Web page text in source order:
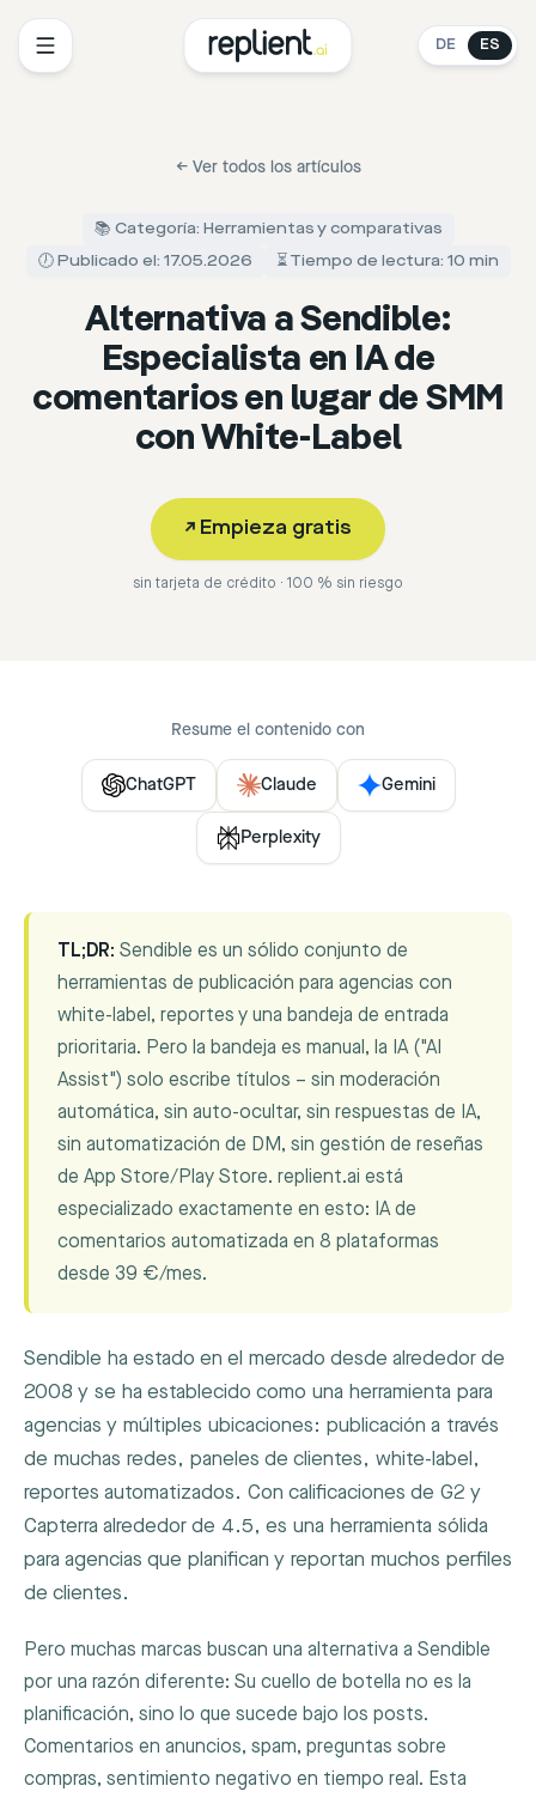
DE ES
← Ver todos los artículos
📚 Categoría: Herramientas y comparativas
🕖 Publicado el: 17.05.2026
⏳ Tiempo de lectura: 10 min
Alternativa a Sendible:
Especialista en IA de
comentarios en lugar de SMM
con White-Label
↗ Empieza gratis
sin tarjeta de crédito · 100 % sin riesgo
Resume el contenido con
ChatGPT Claude Gemini
Perplexity
TL;DR: Sendible es un sólido conjunto de
herramientas de publicación para agencias con
white-label, reportes y una bandeja de entrada
prioritaria. Pero la bandeja es manual, la IA ("AI
Assist") solo escribe títulos – sin moderación
automática, sin auto-ocultar, sin respuestas de IA,
sin automatización de DM, sin gestión de reseñas
de App Store/Play Store. replient.ai está
especializado exactamente en esto: IA de
comentarios automatizada en 8 plataformas
desde 39 €/mes.
Sendible ha estado en el mercado desde alrededor de
2008 y se ha establecido como una herramienta para
agencias y múltiples ubicaciones: publicación a través
de muchas redes, paneles de clientes, white-label,
reportes automatizados. Con calificaciones de G2 y
Capterra alrededor de 4.5, es una herramienta sólida
para agencias que planifican y reportan muchos perfiles
de clientes.
Pero muchas marcas buscan una alternativa a Sendible
por una razón diferente: Su cuello de botella no es la
planificación, sino lo que sucede bajo los posts.
Comentarios en anuncios, spam, preguntas sobre
compras, sentimiento negativo en tiempo real. Esta